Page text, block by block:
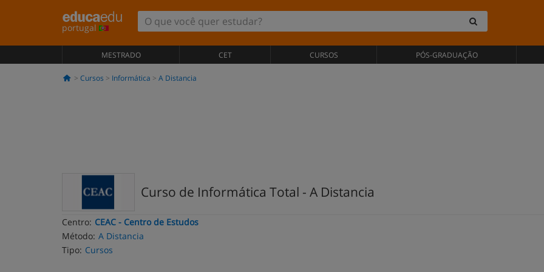
portugal
MESTRADO CET CURSOS PÓS-GRADUAÇÃO
Cursos Informática A Distancia
Curso de Informática Total - A Distancia
Centro: CEAC - Centro de Estudos
Método: A Distancia
Tipo: Cursos